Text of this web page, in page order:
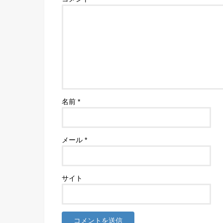
名前 *
メール *
サイト